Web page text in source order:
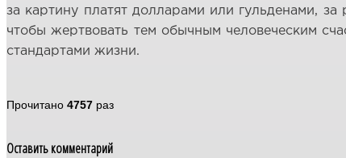
за картину платят долларами или гульденами,
чтобы жертвовать тем обычным человеческим
стандартами жизни.
Прочитано 4757 раз
Оставить комментарий